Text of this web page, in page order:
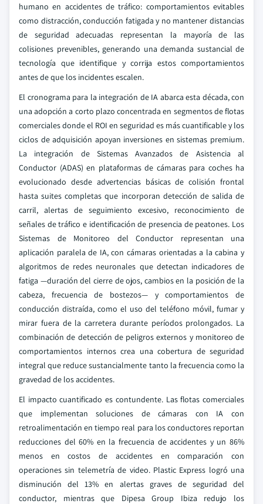
humano en accidentes de tráfico: comportamientos evitables
como distracción, conducción fatigada y no mantener distancias
de seguridad adecuadas representan la mayoría de las
colisiones prevenibles, generando una demanda sustancial de
tecnología que identifique y corrija estos comportamientos
antes de que los incidentes escalen.
El cronograma para la integración de IA abarca esta década, con
una adopción a corto plazo concentrada en segmentos de flotas
comerciales donde el ROI en seguridad es más cuantificable y los
ciclos de adquisición apoyan inversiones en sistemas premium.
La integración de Sistemas Avanzados de Asistencia al
Conductor (ADAS) en plataformas de cámaras para coches ha
evolucionado desde advertencias básicas de colisión frontal
hasta suites completas que incorporan detección de salida de
carril, alertas de seguimiento excesivo, reconocimiento de
señales de tráfico e identificación de presencia de peatones. Los
Sistemas de Monitoreo del Conductor representan una
aplicación paralela de IA, con cámaras orientadas a la cabina y
algoritmos de redes neuronales que detectan indicadores de
fatiga —duración del cierre de ojos, cambios en la posición de la
cabeza, frecuencia de bostezos— y comportamientos de
conducción distraída, como el uso del teléfono móvil, fumar y
mirar fuera de la carretera durante períodos prolongados. La
combinación de detección de peligros externos y monitoreo de
comportamientos internos crea una cobertura de seguridad
integral que reduce sustancialmente tanto la frecuencia como la
gravedad de los accidentes.
El impacto cuantificado es contundente. Las flotas comerciales
que implementan soluciones de cámaras con IA con
retroalimentación en tiempo real para los conductores reportan
reducciones del 60% en la frecuencia de accidentes y un 86%
menos en costos de accidentes en comparación con
operaciones sin telemetría de video. Plastic Express logró una
disminución del 13% en alertas graves de seguridad del
conductor, mientras que Dipesa Group Ibiza redujo los